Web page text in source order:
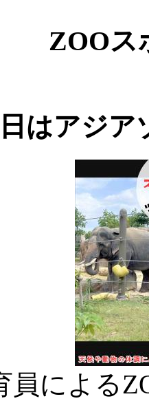
ZOOス
はアジ
員による